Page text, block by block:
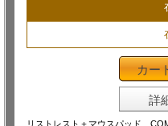
カー
詳
リストレスト＋マウスパッド